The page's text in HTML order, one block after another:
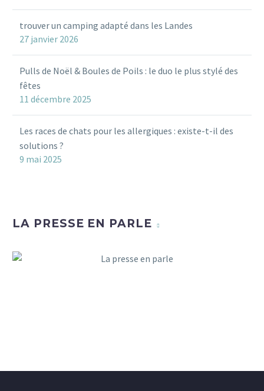
trouver un camping adapté dans les Landes
27 janvier 2026
Pulls de Noël & Boules de Poils : le duo le plus stylé des
fêtes
11 décembre 2025
Les races de chats pour les allergiques : existe-t-il des
solutions ?
9 mai 2025
LA PRESSE EN PARLE